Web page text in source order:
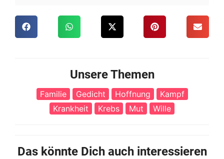
Unsere Themen
Familie Gedicht Hoffnung
Kampf
Krankheit
Krebs Mut Wille
Das könnte Dich auch interessieren